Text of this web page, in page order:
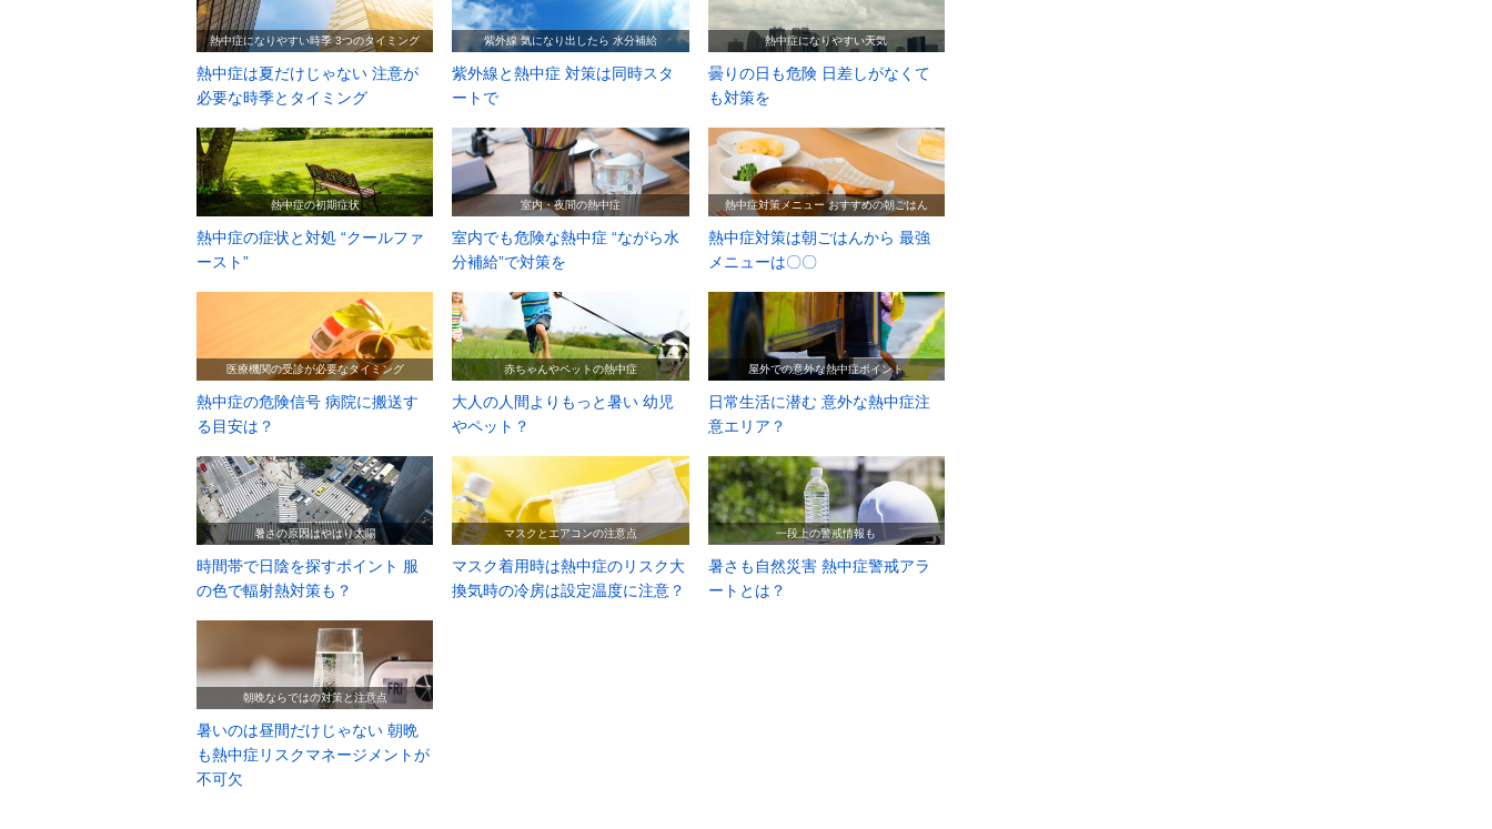
熱中症は夏だけじゃない 注意が
必要な時季とタイミング
熱中症になりやすい時季 3つのタイミング
紫外線と熱中症 対策は同時スタ
ートで
紫外線 気になり出したら 水分補給
曇りの日も危険 日差しがなくて
も対策を
熱中症になりやすい天気
熱中症の症状と対処 “クールファ
ースト”
熱中症の初期症状
室内でも危険な熱中症 “ながら水
分補給”で対策を
室内・夜間の熱中症
熱中症対策は朝ごはんから 最強
メニューは〇〇
熱中症対策メニュー おすすめの朝ごはん
熱中症の危険信号 病院に搬送す
る目安は？
医療機関の受診が必要なタイミング
大人の人間よりもっと暑い 幼児
やペット？
赤ちゃんやペットの熱中症
日常生活に潜む 意外な熱中症注
意エリア？
屋外での意外な熱中症ポイント
時間帯で日陰を探すポイント 服
の色で輻射熱対策も？
暑さの原因はやはり太陽
マスク着用時は熱中症のリスク大
換気時の冷房は設定温度に注意？
マスクとエアコンの注意点
暑さも自然災害 熱中症警戒アラ
ートとは？
一段上の警戒情報も
暑いのは昼間だけじゃない 朝晩
も熱中症リスクマネージメントが
不可欠
朝晩ならではの対策と注意点